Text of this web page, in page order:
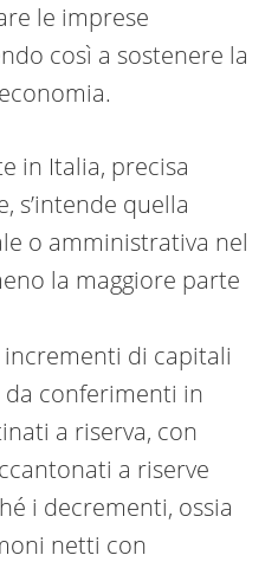
le imprese
così a sostenere la
in Italia, precisa
s’intende quella
o amministrativa nel
la maggiore parte
incrementi di capitali
conferimenti in
a riserva, con
a riserve
i decrementi, ossia
netti con